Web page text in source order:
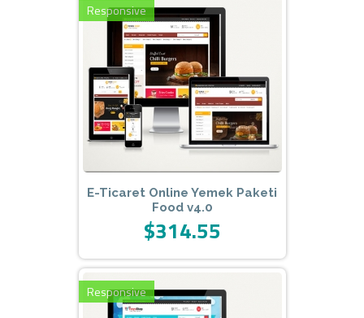
Responsive
E-Ticaret Online Yemek Paketi
Food v4.0
$314.55
Responsive